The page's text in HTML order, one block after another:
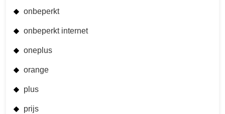
onbeperkt
onbeperkt internet
oneplus
orange
plus
prijs